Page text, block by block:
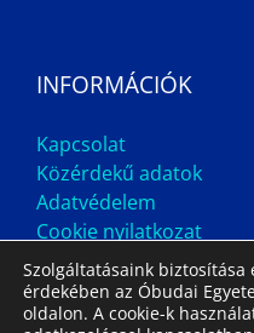
INFORMÁCIÓK
Kapcsolat
Közérdekű adatok
Adatvédelem
Cookie nyilatkozat
Szolgáltatásaink
érdekében az Óbudai
oldalon. A cookie-k